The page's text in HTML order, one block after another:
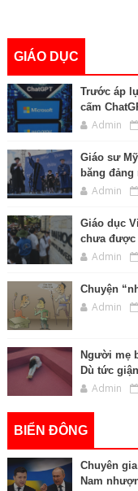
GIÁO DỤC
Trước áp
cấm
Admin
Giáo sư
băng đảng
Admin
Giáo dục
chưa được
Admin
Chuyện
Admin
Người mẹ
Dù tức
Admin
BIỂN ĐÔNG
Chuyên
Nam